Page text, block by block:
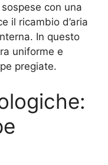
con una
il ricambio d’aria
In questo
uniforme e
pregiate.